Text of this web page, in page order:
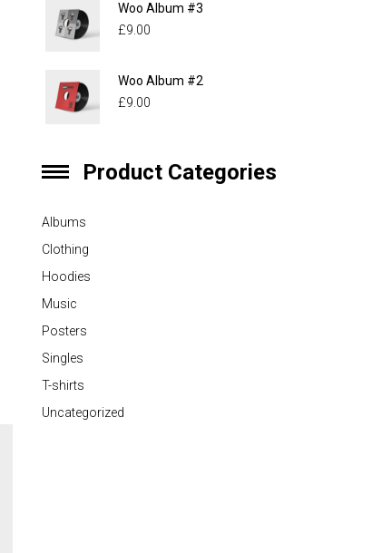
Woo Album #3
£9.00
Woo Album #2
£9.00
Product Categories
Albums
Clothing
Hoodies
Music
Posters
Singles
T-shirts
Uncategorized